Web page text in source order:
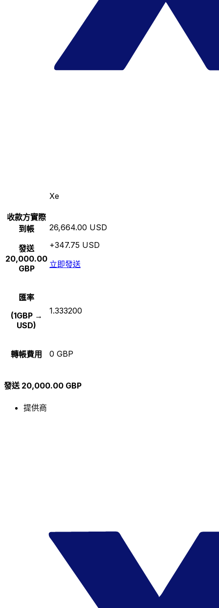
Xe
收款方實際
到帳
發送
20,000.00
GBP
26,664.00 USD
+347.75 USD
立即發送
匯率
(1GBP →
USD)
1.333200
轉帳費用 0 GBP
發送 20,000.00 GBP
提供商